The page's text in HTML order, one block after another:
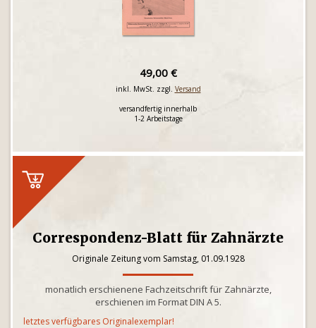
49,00 €
inkl. MwSt. zzgl. Versand
versandfertig innerhalb
1-2 Arbeitstage
Correspondenz-Blatt für Zahnärzte
Originale Zeitung vom Samstag, 01.09.1928
monatlich erschienene Fachzeitschrift für Zahnärzte,
erschienen im Format DIN A 5.
letztes verfügbares Originalexemplar!